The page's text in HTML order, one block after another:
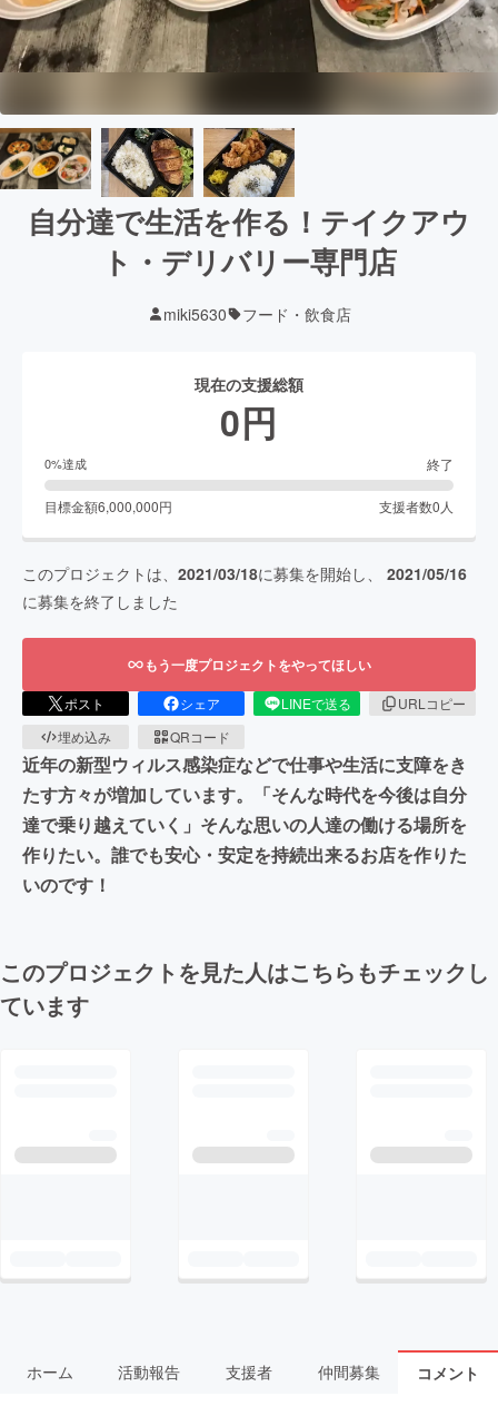
自分達で生活を作る！テイクアウ
ト・デリバリー専門店
miki5630 フード・飲食店
現在の支援総額
0円
0%達成 終了
目標金額6,000,000円 支援者数0 人
このプロジェクトは、 2021/03/18に募集を開始し、 2021/05/16
に募集を終了しました
もう一度プロジェクトをやってほしい
ポスト シェア LINEで送る
URLコピー
埋め込み
QRコード
近年の新型ウィルス感染症などで仕事や生活に支障をき
たす方々が増加しています。「そんな時代を今後は自分
達で乗り越えていく」そんな思いの人達の働ける場所を
作りたい。誰でも安心・安定を持続出来るお店を作りた
いのです！
このプロジェクトを見た人はこちらもチェックし
ています
ホーム 活動報告 支援者 仲間募集 コメント